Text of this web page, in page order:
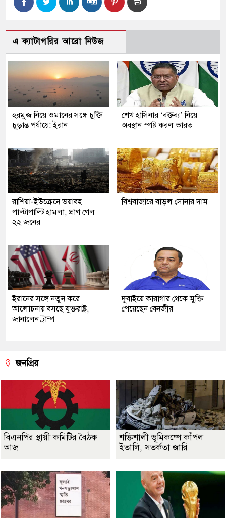
এ ক্যাটাগরির আরো নিউজ
হরমুজ নিয়ে ওমানের সঙ্গে চুক্তি
চূড়ান্ত পর্যায়ে: ইরান
শেখ হাসিনার ‘বক্তব্য’ নিয়ে
অবস্থান স্পষ্ট করল ভারত
রাশিয়া-ইউক্রেনে ভয়াবহ
পাল্টাপাল্টি হামলা, প্রাণ গেল
২২ জনের
বিশ্ববাজারে বাড়ল সোনার দাম
ইরানের সঙ্গে নতুন করে
আলোচনায় বসছে যুক্তরাষ্ট্র,
জানালেন ট্রাম্প
দুবাইয়ে কারাগার থেকে মুক্তি
পেয়েছেন বেনজীর
জনপ্রিয়
বিএনপির স্থায়ী কমিটির বৈঠক
আজ
শক্তিশালী ভূমিকম্পে কাঁপল
ইতালি, সতর্কতা জারি